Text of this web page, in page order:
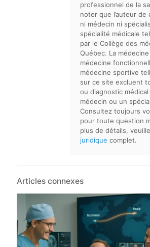
professionnel de la
noter que l’auteur de
ni médecin ni
spécialité médicale
par le Collège des
Québec. La
médecine
médecine sportive
sur ce site excluent
ou diagnostic
médecin ou un
Consultez toujours
pour toute question
plus de détails,
juridique complet.
Articles connexes